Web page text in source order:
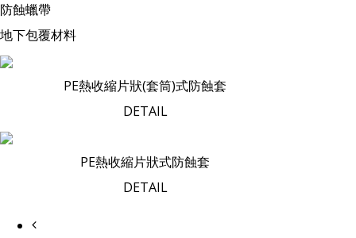
防蝕蠟帶
地下包覆材料
PE熱收縮片狀(套筒)式防蝕套
DETAIL
PE熱收縮片狀式防蝕套
DETAIL